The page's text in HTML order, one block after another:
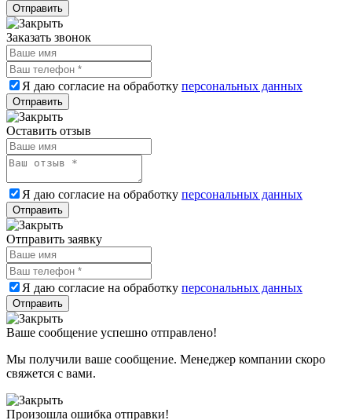
Заказать звонок
Я даю согласие на обработку персональных данных
Оставить отзыв
Я даю согласие на обработку персональных данных
Отправить заявку
Я даю согласие на обработку персональных данных
Ваше сообщение успешно отправлено!
Мы получили ваше сообщение. Менеджер компании скоро
свяжется с вами.
Произошла ошибка отправки!